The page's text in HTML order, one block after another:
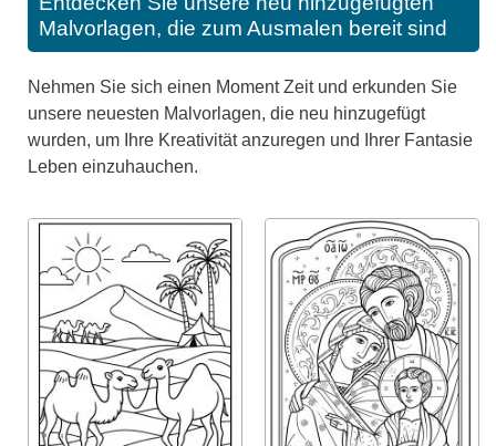
Malvorlagen, die zum Ausmalen bereit sind
Nehmen Sie sich einen Moment Zeit und erkunden Sie
unsere neuesten Malvorlagen, die neu hinzugefügt
wurden, um Ihre Kreativität anzuregen und Ihrer Fantasie
Leben einzuhauchen.